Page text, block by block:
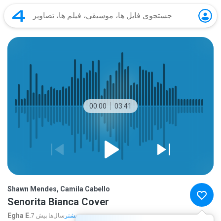
00:00 03:41
Shawn Mendes, Camila Cabello
Senorita Bianca Cover
Egha E. 7 سال‌ها پیش بیشتر...